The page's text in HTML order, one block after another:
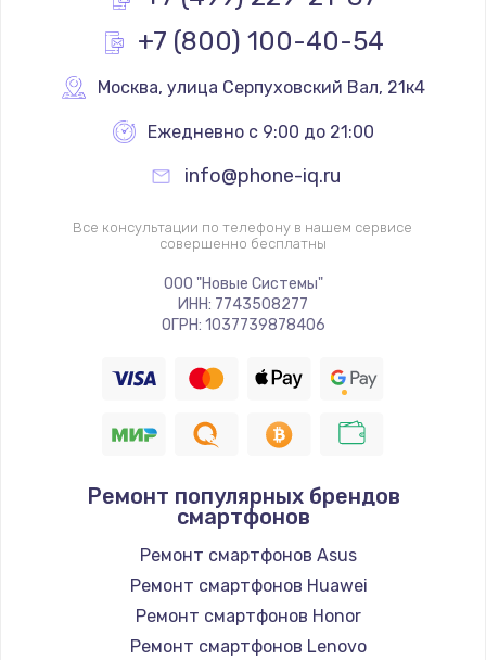
+7 (800) 100-40-54
Москва, улица Серпуховский Вал, 21к4
Ежедневно с 9:00 до 21:00
info@phone-iq.ru
Все консультации по телефону в нашем сервисе
совершенно бесплатны
ООО "Новые Системы"
ИНН: 7743508277
ОГРН: 1037739878406
Ремонт популярных брендов
смартфонов
Ремонт смартфонов Asus
Ремонт смартфонов Huawei
Ремонт смартфонов Honor
Ремонт смартфонов Lenovo